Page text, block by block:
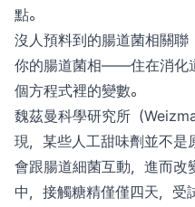
點。
沒人預料到的腸道菌相關聯
你的腸道菌相——住在消化
個方程式裡的變數。
魏茲曼科學研究所（
現，某些人工甜味劑並不是
會跟腸道細菌互動，進而改
中，接觸糖精僅僅四天，